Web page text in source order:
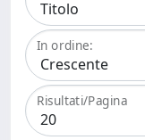
In ordine:
Risultati/Pagina